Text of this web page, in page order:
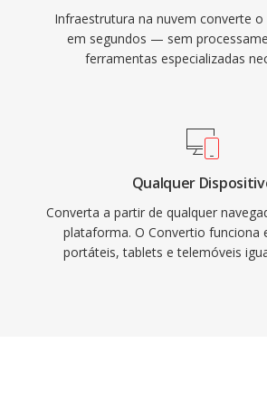
Infraestrutura na nuvem converte o
em segundos — sem
ferramentas especializadas
Qualquer
Converta a partir de qualquer
plataforma. O Convertio funciona
portáteis, tablets e telemóveis